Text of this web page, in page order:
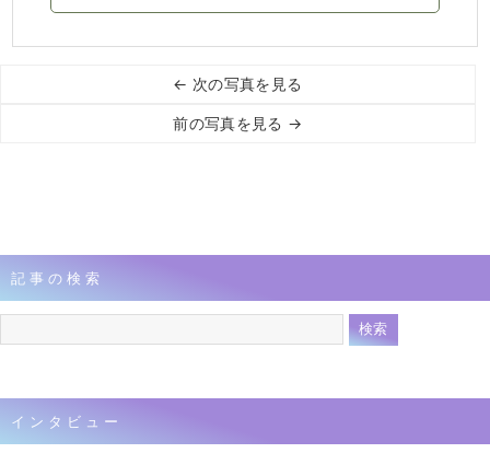
← 次の写真を見る
前の写真を見る →
記事の検索
インタビュー